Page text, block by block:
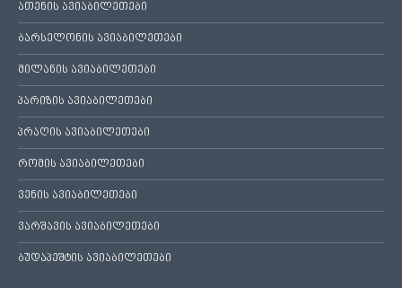
ათენის ავიაბილეთები
ბარსელონის ავიაბილეთები
მილანის ავიაბილეთები
პარიზის ავიაბილეთები
პრაღის ავიაბილეთები
რომის ავიაბილეთები
ვენის ავიაბილეთები
ვარშავის ავიაბილეთები
ბუდაპეშტის ავიაბილეთები